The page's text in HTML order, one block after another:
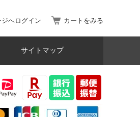
へログイン カートをみる
サイトマップ